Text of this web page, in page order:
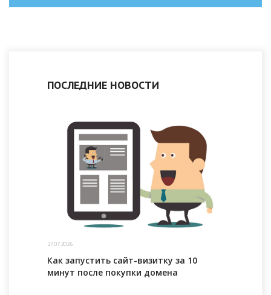
ПОСЛЕДНИЕ НОВОСТИ
27.07.2026
Как запустить сайт-визитку за 10
минут после покупки домена